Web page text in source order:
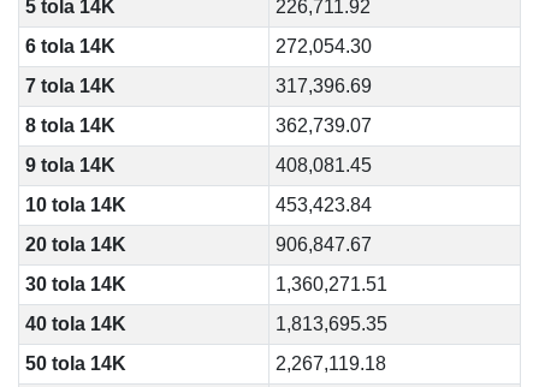
5 tola 14K
226,711.92
6 tola 14K
272,054.30
7 tola 14K
317,396.69
8 tola 14K
362,739.07
9 tola 14K
408,081.45
10 tola 14K
453,423.84
20 tola 14K
906,847.67
30 tola 14K
1,360,271.51
40 tola 14K
1,813,695.35
50 tola 14K
2,267,119.18